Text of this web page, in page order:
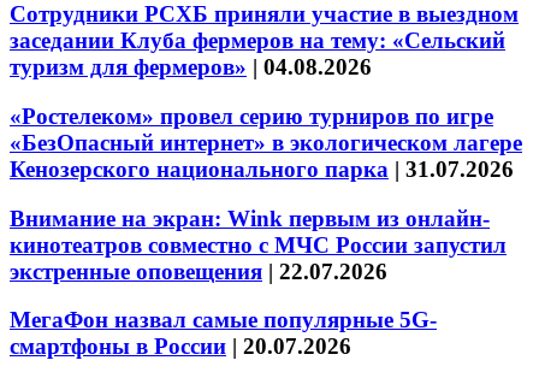
Сотрудники РСХБ приняли участие в выездном
заседании Клуба фермеров на тему: «Сельский
туризм для фермеров» | 04.08.2026
«Ростелеком» провел серию турниров по игре
«БезОпасный интернет» в экологическом лагере
Кенозерского национального парка | 31.07.2026
Внимание на экран: Wink первым из онлайн-
кинотеатров совместно с МЧС России запустил
экстренные оповещения | 22.07.2026
МегаФон назвал самые популярные 5G-
смартфоны в России | 20.07.2026